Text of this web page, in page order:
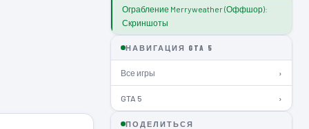
Ограбление Merryweather (Оффшор):
Скриншоты
НАВИГАЦИЯ GTA 5
Все игры ›
GTA 5 ›
ПОДЕЛИТЬСЯ